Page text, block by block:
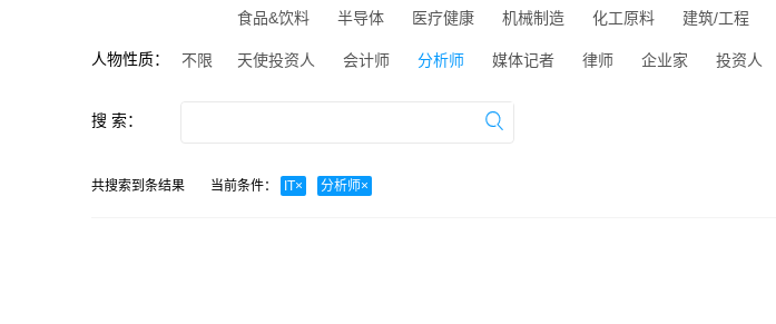
食品&饮料
半导体 医疗健康 机械制造 化工原料 建筑/工程
人物性质： 不限 天使投资人 会计师 分析师 媒体记者 律师 企业家 投资人
搜 索：
共搜索到 条结果 当前条件： IT× 分析师×